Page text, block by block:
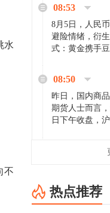
水
不
08:53
8月5日，人民
避险情绪，衍
式：黄金携手
场来看，汇率波
08:50
昨日，国内商
期货人士而言
日下午收盘，
[imgnobrwh]
热点推荐